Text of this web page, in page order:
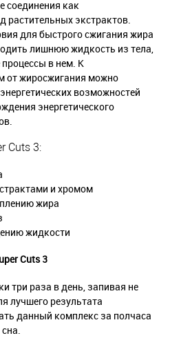
соединения как
растительных экстрактов.
для быстрого сжигания жира
лишнюю жидкость из тела,
в нем. К
жиросжигания можно
возможностей
энергетического
Cuts 3:
и хромом
жира
жидкости
Cuts 3
три раза в день, запивая не
лучшего результата
данный комплекс за полчаса